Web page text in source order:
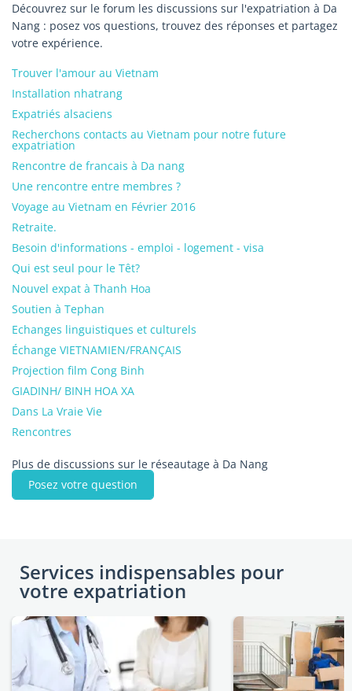
Découvrez sur le forum les discussions sur l'expatriation à Da
Nang : posez vos questions, trouvez des réponses et partagez
votre expérience.
Trouver l'amour au Vietnam
Installation nhatrang
Expatriés alsaciens
Recherchons contacts au Vietnam pour notre future
expatriation
Rencontre de francais à Da nang
Une rencontre entre membres ?
Voyage au Vietnam en Février 2016
Retraite.
Besoin d'informations - emploi - logement - visa
Qui est seul pour le Têt?
Nouvel expat à Thanh Hoa
Soutien à Tephan
Echanges linguistiques et culturels
Échange VIETNAMIEN/FRANÇAIS
Projection film Cong Binh
GIADINH/ BINH HOA XA
Dans La Vraie Vie
Rencontres
Plus de discussions sur le réseautage à Da Nang
Posez votre question
Services indispensables pour
votre expatriation